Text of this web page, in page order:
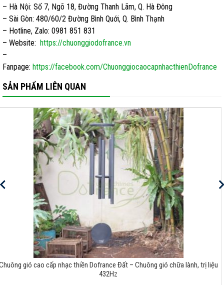
– Hà Nội: Số 7, Ngõ 18, Đường Thanh Lãm, Q. Hà Đông
– Sài Gòn: 480/60/2 Đường Bình Quới, Q. Bình Thạnh
– Hotline, Zalo: 0981 851 831
– Website: https://chuonggiodofrance.vn
–
Fanpage: https://facebook.com/ChuonggiocaocapnhacthienDofrance
SẢN PHẨM LIÊN QUAN
gió cao cấp nhạc thiền Dofrance Đất – Chuông gió chữa lành, trị liệu
432Hz